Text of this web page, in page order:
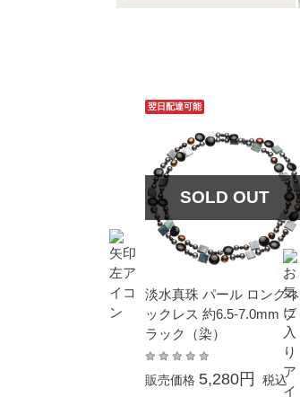
翌日配達可能
SOLD OUT
淡水真珠 パール ロングネ
ックレス 約6.5-7.0mm ブ
ラック（染）
販売価格 5,280円 税込